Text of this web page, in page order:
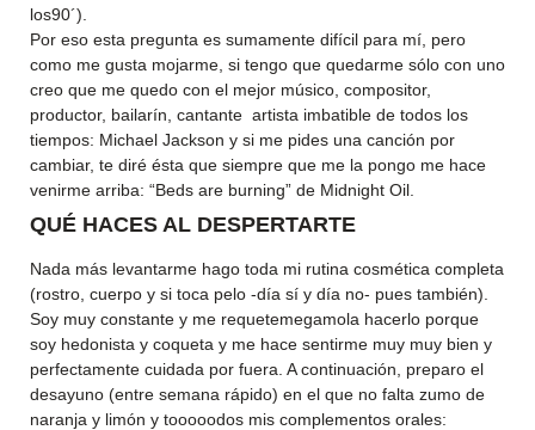
los90´).
Por eso esta pregunta es sumamente difícil para mí, pero
como me gusta mojarme, si tengo que quedarme sólo con uno
creo que me quedo con el mejor músico, compositor,
productor, bailarín, cantante artista imbatible de todos los
tiempos: Michael Jackson y si me pides una canción por
cambiar, te diré ésta que siempre que me la pongo me hace
venirme arriba: “Beds are burning” de Midnight Oil.
QUÉ HACES AL DESPERTARTE
Nada más levantarme hago toda mi rutina cosmética completa
(rostro, cuerpo y si toca pelo -día sí y día no- pues también).
Soy muy constante y me requetemegamola hacerlo porque
soy hedonista y coqueta y me hace sentirme muy muy bien y
perfectamente cuidada por fuera. A continuación, preparo el
desayuno (entre semana rápido) en el que no falta zumo de
naranja y limón y tooooodos mis complementos orales: